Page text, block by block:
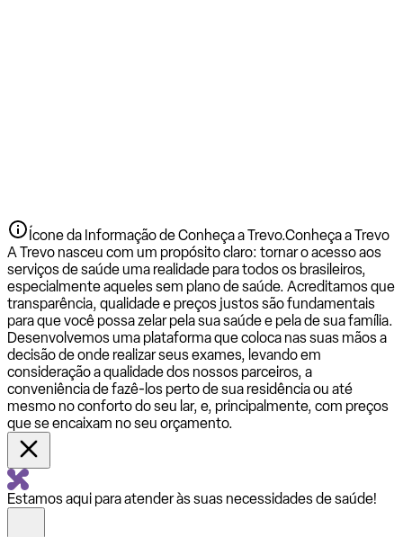
Ícone da Informação de Conheça a Trevo.Conheça a Trevo
A Trevo nasceu com um propósito claro: tornar o acesso aos
serviços de saúde uma realidade para todos os brasileiros,
especialmente aqueles sem plano de saúde. Acreditamos que
transparência, qualidade e preços justos são fundamentais
para que você possa zelar pela sua saúde e pela de sua família.
Desenvolvemos uma plataforma que coloca nas suas mãos a
decisão de onde realizar seus exames, levando em
consideração a qualidade dos nossos parceiros, a
conveniência de fazê-los perto de sua residência ou até
mesmo no conforto do seu lar, e, principalmente, com preços
que se encaixam no seu orçamento.
Estamos aqui para atender às suas necessidades de saúde!